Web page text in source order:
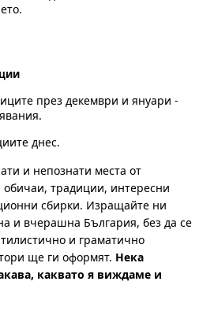
през декември и януари -
днес.
и непознати места от
традиции, интересни
сбирки. Изращайте ни
и вчерашна България, без да се
и граматично
ще ги оформят. Нека
каквато я виждаме и